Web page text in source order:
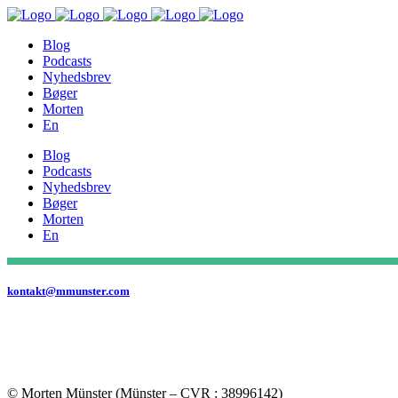
Blog
Podcasts
Nyhedsbrev
Bøger
Morten
En
Blog
Podcasts
Nyhedsbrev
Bøger
Morten
En
kontakt@mmunster.com
© Morten Münster (Münster – CVR : 38996142)